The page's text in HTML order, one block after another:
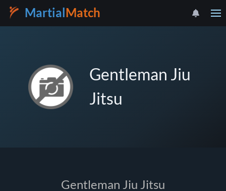
Martial Match
Gentleman Jiu
Jitsu
Gentleman Jiu Jitsu